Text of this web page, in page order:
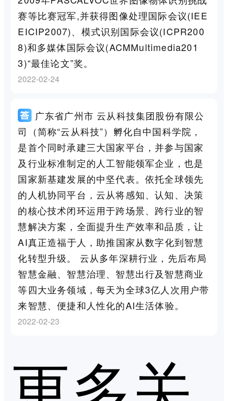
赛等比赛冠军,并获得图像处理国际会议(IEE
EICIP2007)、模式识别国际会议(ICPR200
8)和多媒体国际会议(ACMMultimedia201
3)“最佳论文”奖。
2022-02-24
广东省广州市 云从科技集团股份有限公
司（简称“云从科技”）孵化自中国科学院，
是首个同时承建三大国家平台，并参与国家
及行业标准制定的人工智能领军企业，也是
国家新基建发展的中坚代表。依托全球领先
的人机协同平台，云从将感知、认知、决策
的核心技术闭环运用于跨场景、跨行业的智
慧解决方案，全面提升生产效率和品质，让
AI真正造福于人，助推国家从数字化到智慧
化转型升级。 云从多年深耕行业，先后布局
智慧金融、智慧治理、智慧出行及智慧商业
等四大业务领域，每天为全球3亿人次用户带
来智慧、便捷和人性化的AI生活体验。
2022-02-23